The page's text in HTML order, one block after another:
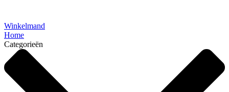
Winkelmand
Home
Categorieën